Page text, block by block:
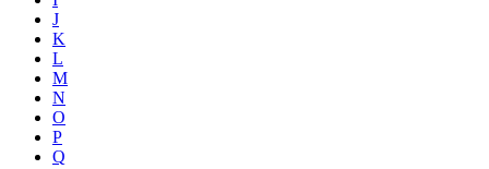
J
K
L
M
N
O
P
Q